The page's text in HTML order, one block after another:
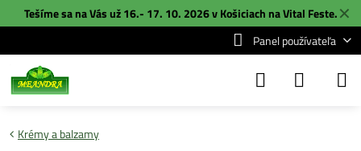
✕
Tešíme sa na Vás už 16.- 17. 10. 2026 v Košiciach naVital Feste.
Panel používateľa
Krémy a balzamy